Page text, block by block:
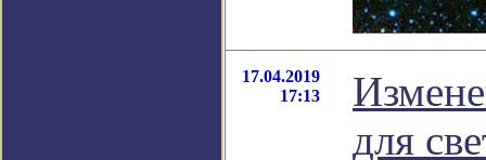
17.04.2019
17:13
для